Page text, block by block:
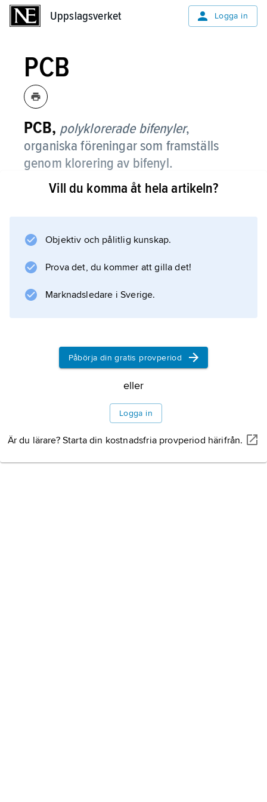
Uppslagsverket Logga in
PCB
PCB, polyklorerade bifenyler,
organiska föreningar som framställs
genom klorering av bifenyl.
Handelsvaran PCB utgörs av blandningar av
ledningsförmåga, egenskaper som gjort dem
sedan 1920-talet använts som isolatorvätskor i
transformatorer och kondensatorer, som
mjukgörare i plaster och som tillsatsmedel i
Litteraturanvisning
Information om artikeln
Vill du komma åt hela artikeln?
Objektiv och pålitlig kunskap.
Prova det, du kommer att gilla det!
Marknadsledare i Sverige.
Påbörja din gratis provperiod
eller
Logga in
Är du lärare? Starta din kostnadsfria provperiod härifrån.